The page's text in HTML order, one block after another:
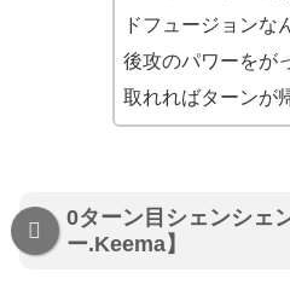
ドフュージョンな
後攻のパワーをが
取れればターンが
0ターン目シェンシェ
ー.Keema】